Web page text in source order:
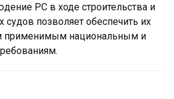
РС в ходе строительства и
судов позволяет обеспечить их
применимым национальным и